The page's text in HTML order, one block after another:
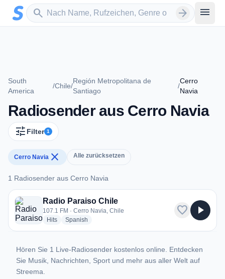
Zum Hauptinhalt springen
search
Sender suchen arrow_forward menu
South
America
/Chile/
Región Metropolitana de
Santiago
/
Cerro
Navia
Radiosender aus Cerro Navia
tune Filter 1
Cerro Navia close Alle zurücksetzen
1 Radiosender aus Cerro Navia
1 Radiosender aus Cerro Navia
Radio Paraiso Chile
107.1 FM · Cerro Navia, Chile
Hitsradio stations
Spanish
favorite play_arrow
Hören Sie 1 Live-Radiosender kostenlos online. Entdecken
Sie Musik, Nachrichten, Sport und mehr aus aller Welt auf
Streema.